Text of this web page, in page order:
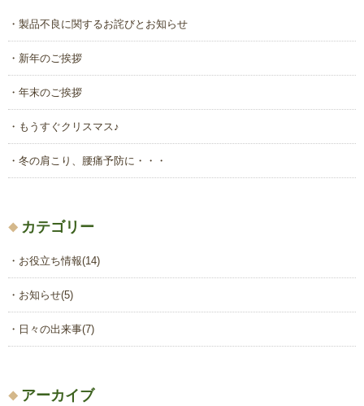
製品不良に関するお詫びとお知らせ
新年のご挨拶
年末のご挨拶
もうすぐクリスマス♪
冬の肩こり、腰痛予防に・・・
カテゴリー
お役立ち情報(14)
お知らせ(5)
日々の出来事(7)
アーカイブ